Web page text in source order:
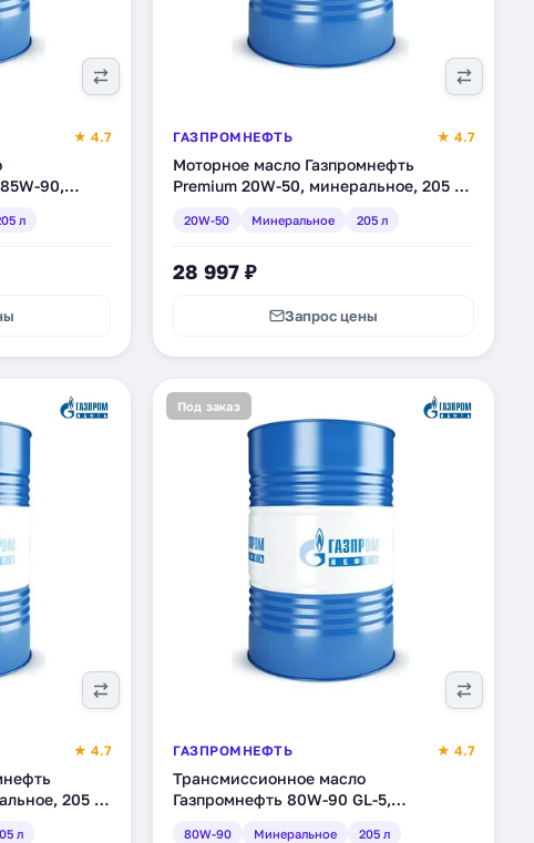
★ 4.7
90,
л
ГАЗПРОМНЕФТЬ ★ 4.7
Моторное масло Газпромнефть
Premium 20W-50, минеральное, 205 л
20W-50 Минеральное 205 л
28 997 ₽
Запрос цены
★ 4.7
205 л
л
Под заказ
ГАЗПРОМНЕФТЬ ★ 4.7
Трансмиссионное масло
Газпромнефть 80W-90 GL-5,
80W-90 Минеральное 205 л